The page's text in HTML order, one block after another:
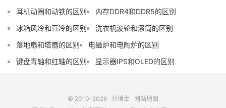
耳机动圈和动铁的区别
内存DDR4和DDR5的区别
冰箱风冷和直冷的区别
洗衣机波轮和滚筒的区别
落地扇和塔扇的区别
电磁炉和电陶炉的区别
键盘青轴和红轴的区别
显示器IPS和OLED的区别
© 2010-2026 分博士
网站地图